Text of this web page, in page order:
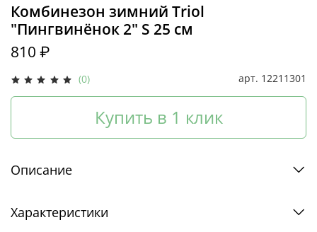
(0) арт. 12211301
Комбинезон зимний Triol
"Пингвинёнок 2" S 25 см
810 ₽
Купить в 1 клик
Описание
Характеристики